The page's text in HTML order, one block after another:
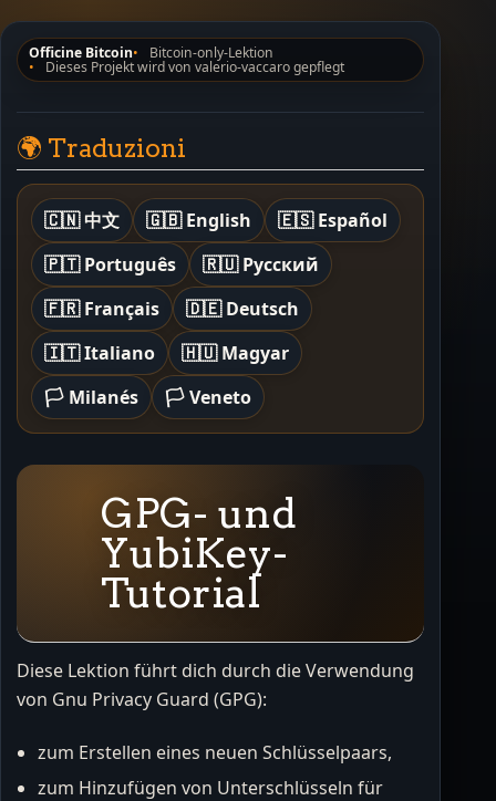
Officine Bitcoin Bitcoin-only-Lektion
Dieses Projekt wird von valerio-vaccaro gepflegt
🌍 Traduzioni
🇨🇳 中文 🇬🇧 English
🇪🇸 Español
🇵🇹 Português
🇷🇺 Русский
🇫🇷 Français
🇩🇪 Deutsch
🇮🇹 Italiano
🇭🇺 Magyar
🏳️ Milanés
🏳️ Veneto
GPG- und
YubiKey-
Tutorial
Diese Lektion führt dich durch die Verwendung
von Gnu Privacy Guard (GPG):
zum Erstellen eines neuen Schlüsselpaars,
zum Hinzufügen von Unterschlüsseln für